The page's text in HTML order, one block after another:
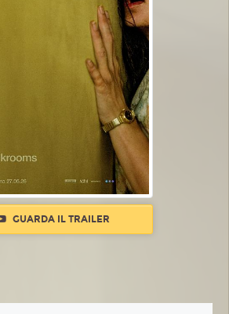
GUARDA IL TRAILER